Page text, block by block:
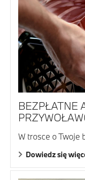
BEZPŁATNE
W trosce o Twoje
Dowiedz się